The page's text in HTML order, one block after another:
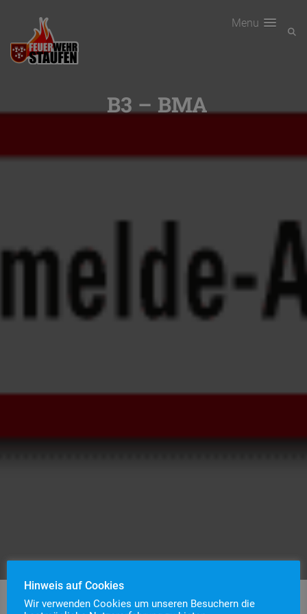
Menu
B3 – BMA
Hinweis auf Cookies
Wir verwenden Cookies um unseren Besuchern die